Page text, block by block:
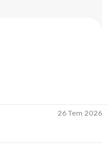
26 Tem 2026